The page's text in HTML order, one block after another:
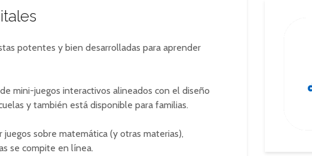
potentes y bien desarrolladas para aprender
mini-juegos interactivos alineados con el diseño
y también está disponible para familias.
juegos sobre matemática (y otras materias),
se compite en línea.